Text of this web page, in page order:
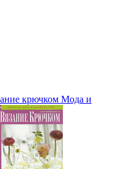
крючком Мода и